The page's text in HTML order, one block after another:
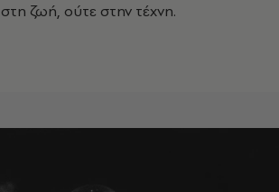
ζωή, ούτε στην τέχνη.